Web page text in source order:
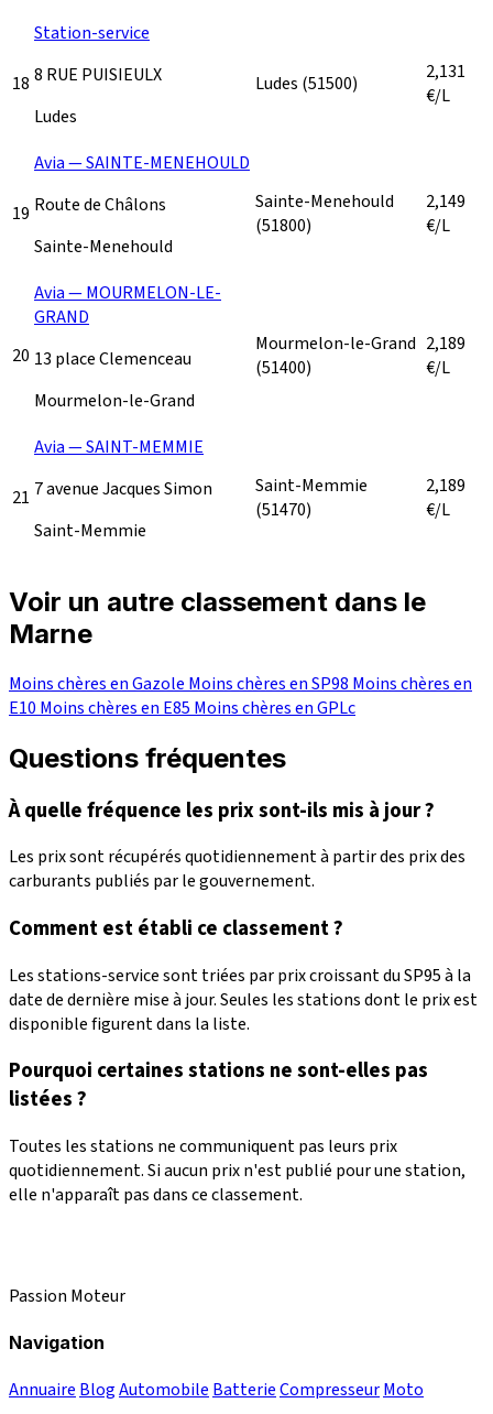
18
Station-service
8 RUE PUISIEULX
Ludes
Ludes (51500)
2,131
€/L
19
Avia — SAINTE-MENEHOULD
Route de Châlons
Sainte-Menehould
Sainte-Menehould
(51800)
2,149
€/L
20
Avia — MOURMELON-LE-
GRAND
13 place Clemenceau
Mourmelon-le-Grand
Mourmelon-le-Grand
(51400)
2,189
€/L
21
Avia — SAINT-MEMMIE
7 avenue Jacques Simon
Saint-Memmie
Saint-Memmie
(51470)
2,189
€/L
Voir un autre classement dans le
Marne
Moins chères en Gazole Moins chères en SP98 Moins chères en
E10 Moins chères en E85 Moins chères en GPLc
Questions fréquentes
À quelle fréquence les prix sont-ils mis à jour ?
Les prix sont récupérés quotidiennement à partir des prix des
carburants publiés par le gouvernement.
Comment est établi ce classement ?
Les stations-service sont triées par prix croissant du SP95 à la
date de dernière mise à jour. Seules les stations dont le prix est
disponible figurent dans la liste.
Pourquoi certaines stations ne sont-elles pas
listées ?
Toutes les stations ne communiquent pas leurs prix
quotidiennement. Si aucun prix n'est publié pour une station,
elle n'apparaît pas dans ce classement.
Passion Moteur
Navigation
Annuaire BlogAutomobile BatterieCompresseurMoto